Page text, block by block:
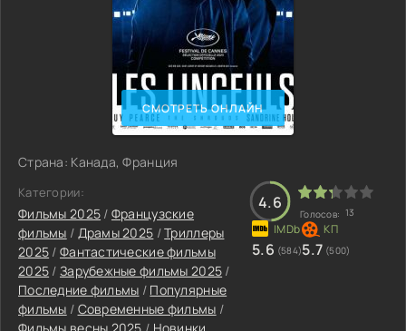
СМОТРЕТЬ ОНЛАЙН
Страна: Канада, Франция
Категории:
Фильмы 2025 / Французские
фильмы / Драмы 2025 /Триллеры
2025 / Фантастические фильмы
2025 / Зарубежные фильмы 2025 /
Последние фильмы / Популярные
фильмы / Современные фильмы /
4.6
Голосов: 13
5.6 (584)5.7 (500)